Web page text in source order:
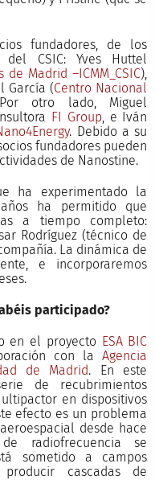
fundadores, de los
CSIC: Yves Huttel
Madrid –ICMM_CSIC),
García (Centro Nacional
otro lado, Miguel
FI Group, e Iván
. Debido a su
fundadores pueden
de Nanostine.
ha experimentado la
ha permitido que
a tiempo completo:
Rodríguez (técnico de
La dinámica de
e incorporaremos
participado?
en el proyecto ESA BIC
con laAgencia
de Madrid. En este
de recubrimientos
en dispositivos
efecto es un problema
desde hace
radiofrecuencia se
sometido a campos
cascadas de